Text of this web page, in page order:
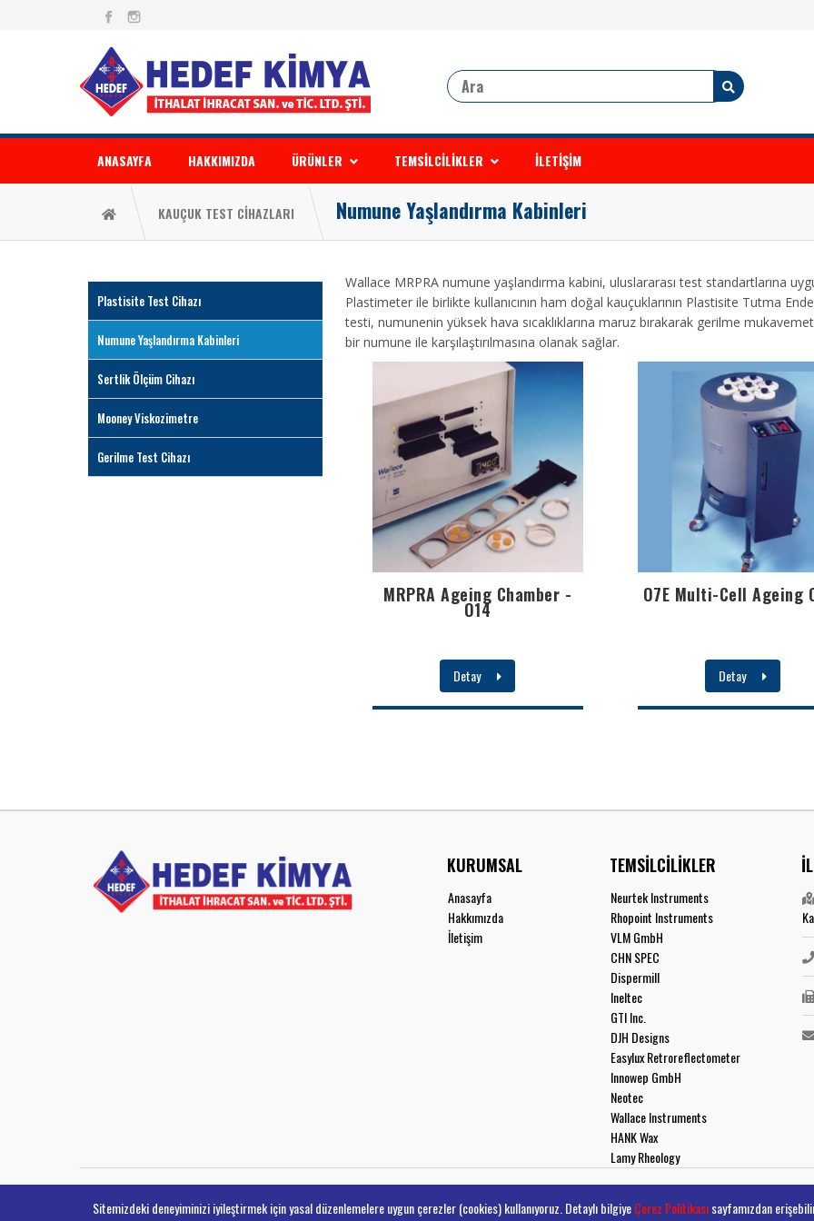
ANASAYFA HAKKIMIZDA ÜRÜNLER TEMSİLCİLİKLER İLETİŞİM
KAUÇUK TEST CİHAZLARI Numune Yaşlandırma Kabinleri
Plastisite Test Cihazı
Numune Yaşlandırma Kabinleri
Sertlik Ölçüm Cihazı
Mooney Viskozimetre
Gerilme Test Cihazı
Wallace MRPRA numune yaşlandırma kabini, uluslararası test standartlarına
Plastimeter ile birlikte kullanıcının ham doğal kauçuklarının Plastisite Tutma
testi, numunenin yüksek hava sıcaklıklarına maruz bırakarak gerilme
bir numune ile karşılaştırılmasına olanak sağlar.
MRPRA Ageing Chamber -
O14
Detay
O7E Multi-Cell Ageing
Detay
KURUMSAL
Anasayfa
Hakkımızda
İletişim
TEMSİLCİLİKLER
Neurtek Instruments
Rhopoint Instruments
VLM GmbH
CHN SPEC
Dispermill
Ineltec
GTI Inc.
DJH Designs
Easylux Retroreflectometer
Innowep GmbH
Neotec
Wallace Instruments
HANK Wax
Lamy Rheology
Hedef Kimya Copyright 2021
Sitemizdeki deneyiminizi iyileştirmek için yasal düzenlemelere uygun çerezler (cookies) kullanıyoruz. Detaylı bilgiyeÇerez Politikasısayfamızdan